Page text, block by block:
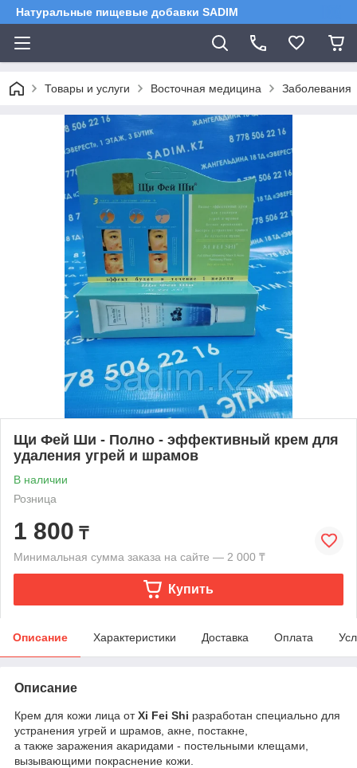
Натуральные пищевые добавки SADIM
Товары и услуги Восточная медицина Заболевания
Щи Фей Ши - Полно - эффективный крем для
удаления угрей и шрамов
В наличии
Розница
1 800 ₸
Минимальная сумма заказа на сайте — 2 000 ₸
Купить
Описание Характеристики Доставка Оплата
Описание
Крем для кожи лица отXi Fei Shi разработан специально для
устранения угрей и шрамов, акне, постакне,
а также заражения акаридами - постельными клещами,
вызывающими покраснение кожи.